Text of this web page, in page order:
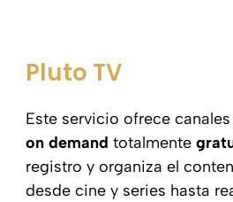
Pluto TV
Este servicio ofrece
on demand totalmente
registro y organiza el
desde cine y series hasta